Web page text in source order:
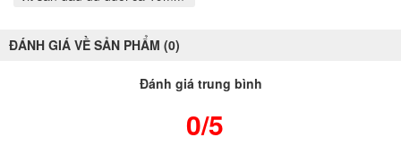
ĐÁNH GIÁ VỀ SẢN PHẨM (0)
Đánh giá trung bình
0/5